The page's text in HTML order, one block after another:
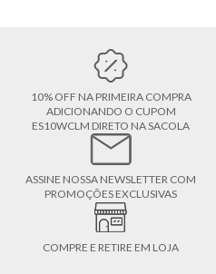
10% OFF NA PRIMEIRA COMPRA
ADICIONANDO O CUPOM
ES10WCLM DIRETO NA SACOLA
ASSINE NOSSA NEWSLETTER COM
PROMOÇÕES EXCLUSIVAS
COMPRE E RETIRE EM LOJA